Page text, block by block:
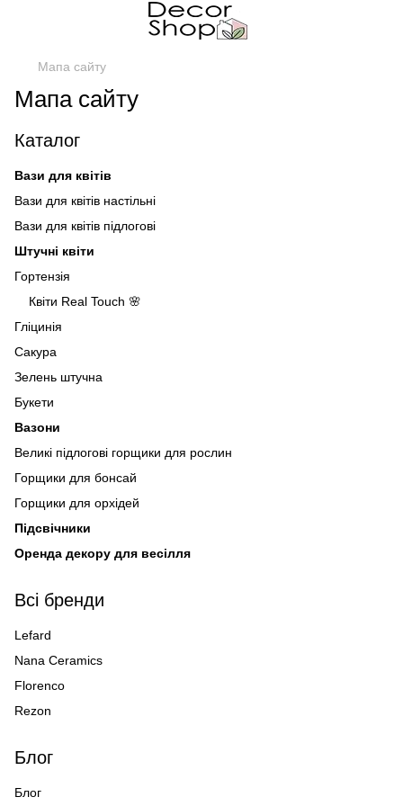
Мапа сайту
Мапа сайту
Каталог
Вази для квітів
Вази для квітів настільні
Вази для квітів підлогові
Штучні квіти
Гортензія
Квіти Real Touch 🌸
Гліцинія
Сакура
Зелень штучна
Букети
Вазони
Великі підлогові горщики для рослин
Горщики для бонсай
Горщики для орхідей
Підсвічники
Оренда декору для весілля
Всі бренди
Lefard
Nana Ceramics
Florenco
Rezon
Блог
Блог